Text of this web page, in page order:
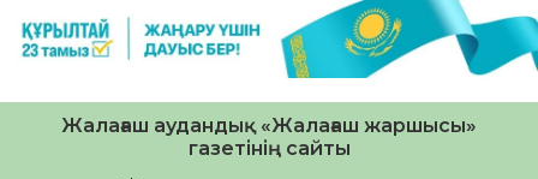
Жалағаш аудандық «Жалағаш жаршысы»
газетінің сайты